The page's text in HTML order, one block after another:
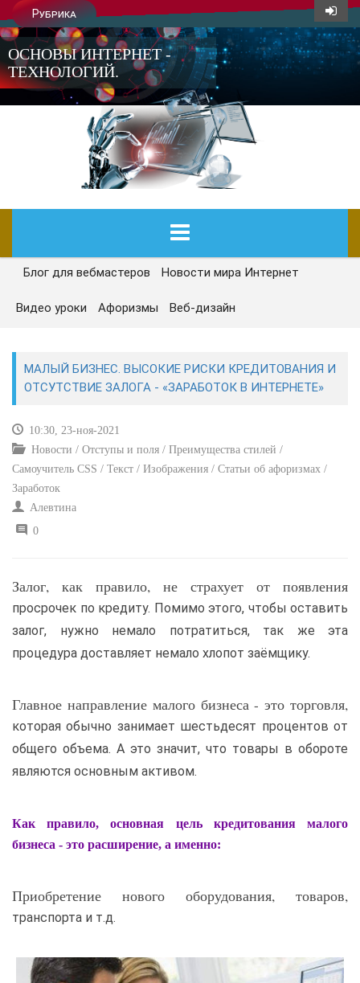
Рубрика
ОСНОВЫ ИНТЕРНЕТ -
ТЕХНОЛОГИЙ.
ГЛАВНАЯ
СЕГОДНЯ
РЕМОНТ И СОВЕТЫ
ИНТЕРНЕТ И СВЯЗЬ
Блог для вебмастеров Новости мира Интернет
Видео уроки Афоризмы Веб-дизайн
МАЛЫЙ БИЗНЕС. ВЫСОКИЕ РИСКИ КРЕДИТОВАНИЯ И
ОТСУТСТВИЕ ЗАЛОГА - «ЗАРАБОТОК В ИНТЕРНЕТЕ»
10:30, 23-ноя-2021
Новости / Отступы и поля / Преимущества стилей /
Самоучитель CSS / Текст / Изображения / Статьи об афоризмах /
Заработок
Алевтина
0
Залог, как правило, не страхует от появления
просрочек по кредиту. Помимо этого, чтобы оставить
залог, нужно немало потратиться, так же эта
процедура доставляет немало хлопот заёмщику.
Главное направление малого бизнеса - это торговля,
которая обычно занимает шестьдесят процентов от
общего объема. А это значит, что товары в обороте
являются основным активом.
Как правило, основная цель кредитования малого
бизнеса - это расширение, а именно:
Приобретение нового оборудования, товаров,
транспорта и т.д.